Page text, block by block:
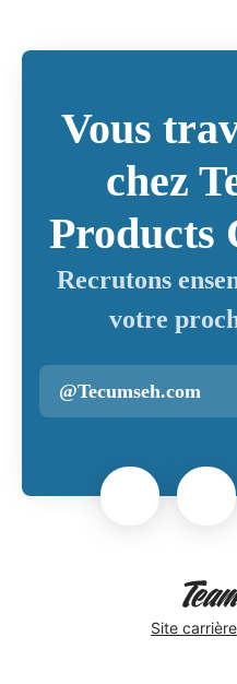
Vous
chez
Products
Recrutons
votre
@Tecumseh.com
Site carrière